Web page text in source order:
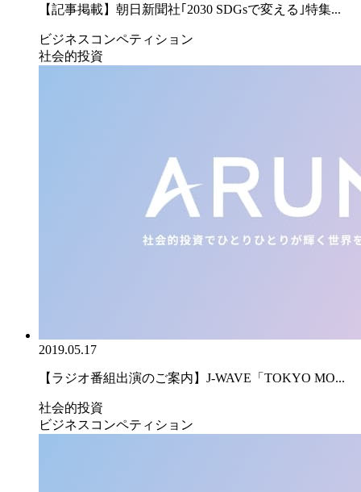
【記事掲載】朝日新聞社｢2030 SDGsで変える｣特集...
ビジネスコンペティション
社会的投資
2019.05.17
【ラジオ番組出演のご案内】J-WAVE「TOKYO MO...
社会的投資
ビジネスコンペティション